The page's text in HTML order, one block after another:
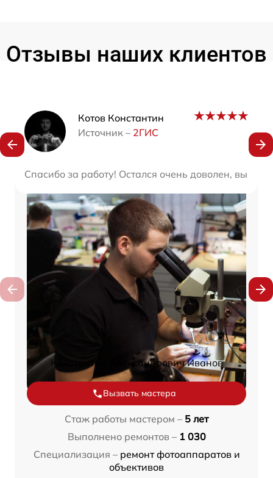
Отзывы наших клиентов
Котов Константин
Источник – 2ГИС
Спасибо за работу! Остался очень доволен, вы
Наши мастера
Константин Александрович Иванов
Вызвать мастера
Стаж работы мастером – 5 лет
Выполнено ремонтов – 1 030
Специализация – ремонт фотоаппаратов и
объективов